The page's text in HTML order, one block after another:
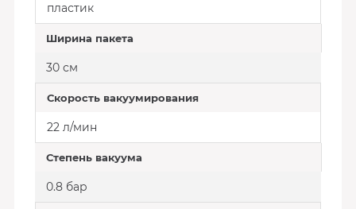
пластик
Ширина пакета
30 см
Скорость вакуумирования
22 л/мин
Степень вакуума
0.8 бар